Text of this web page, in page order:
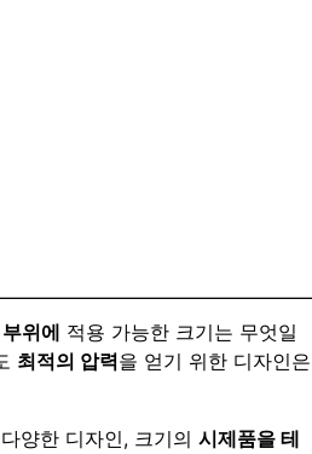
위에 적용 가능한 크기는 무엇일
최적의 압력을 얻기 위한 디자인은
양한 디자인, 크기의 시제품을 테